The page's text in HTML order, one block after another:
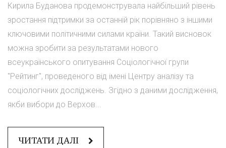
Кирила Буданова продемонструвала найбільший рівень
зростання підтримки за останній рік порівняно з іншими
ключовими політичними силами країни. Такий висновок
можна зробити за результатами нового
всеукраїнського опитування Соціологічної групи
"Рейтинг", проведеного від імені Центру аналізу та
соціологічних досліджень. Згідно з даними дослідження,
якби вибори до Верхов...
ЧИТАТИ ДАЛІ